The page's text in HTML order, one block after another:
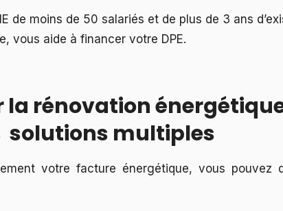
de moins de 50 salariés et de plus de 3 ans
vous aide à financer votre DPE.
la rénovation
solutions multiples
votre facture énergétique, vous pouvez